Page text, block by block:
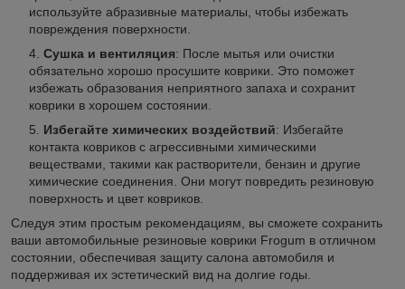
используйте абразивные материалы, чтобы избежать
повреждения поверхности.
Сушка и вентиляция: После мытья или очистки
обязательно хорошо просушите коврики. Это поможет
избежать образования неприятного запаха и сохранит
коврики в хорошем состоянии.
Избегайте химических воздействий: Избегайте
контакта ковриков с агрессивными химическими
веществами, такими как растворители, бензин и другие
химические соединения. Они могут повредить резиновую
поверхность и цвет ковриков.
Следуя этим простым рекомендациям, вы сможете сохранить
ваши автомобильные резиновые коврики Frogum в отличном
состоянии, обеспечивая защиту салона автомобиля и
поддерживая их эстетический вид на долгие годы.